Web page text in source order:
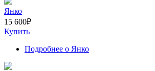
Янко
15 600₽
Купить
Подробнее о Янко